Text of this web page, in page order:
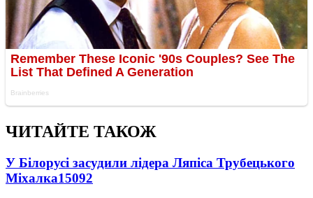
ЧИТАЙТЕ ТАКОЖ
У Білорусі засудили лідера Ляпіса Трубецького
Міхалка15092